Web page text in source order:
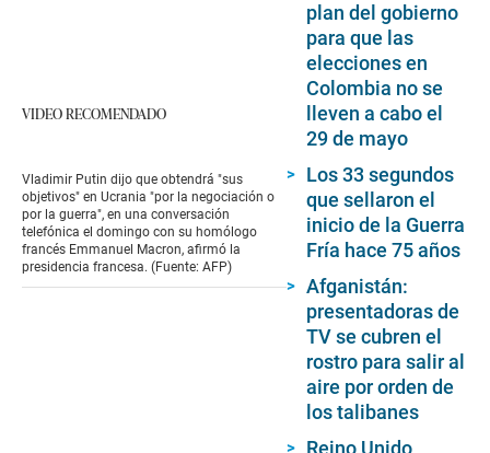
VIDEO RECOMENDADO
Vladimir Putin dijo que obtendrá "sus
objetivos" en Ucrania "por la negociación o
por la guerra", en una conversación
telefónica el domingo con su homólogo
francés Emmanuel Macron, afirmó la
presidencia francesa. (Fuente: AFP)
plan del gobierno
para que las
elecciones en
Colombia no se
lleven a cabo el
29 de mayo
Los 33 segundos
que sellaron el
inicio de la Guerra
Fría hace 75 años
Afganistán:
presentadoras de
TV se cubren el
rostro para salir al
aire por orden de
los talibanes
Reino Unido